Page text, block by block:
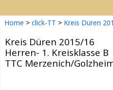
Home > click-TT > Kreis Düren
Kreis Düren 2015/16
Herren- 1. Kreisklasse B
TTC Merzenich/